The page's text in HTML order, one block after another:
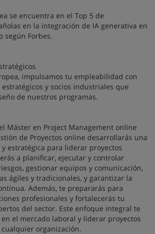
se encuentra en el Top 5 de
en la integración de IA generativa en
según Forbes.
impulsamos tu empleabilidad con
y socios industriales que
de nuestros programas.
Máster en Project Management online
de Proyectos online desarrollarás una
estratégica para liderar proyectos
a planificar, ejecutar y controlar
gestionar equipos y comunicación,
ágiles y tradicionales, y garantizar la
Además, te prepararás para
profesionales y fortalecerás tu
del sector. Este enfoque integral te
el mercado laboral y liderar proyectos
organización.